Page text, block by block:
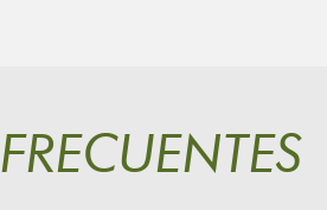
FRECUENTES